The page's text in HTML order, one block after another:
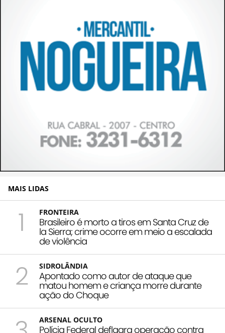
MAIS LIDAS
1 FRONTEIRA
Brasileiro é morto a tiros em Santa Cruz de
la Sierra; crime ocorre em meio a escalada
de violência
2 SIDROLÂNDIA
Apontado como autor de ataque que
matou homem e criança morre durante
ação do Choque
ARSENAL OCULTO
Polícia Federal deflagra operação contra